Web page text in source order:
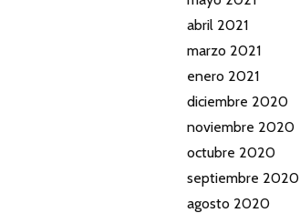
abril 2021
marzo 2021
enero 2021
diciembre 2020
noviembre 2020
octubre 2020
septiembre 2020
agosto 2020